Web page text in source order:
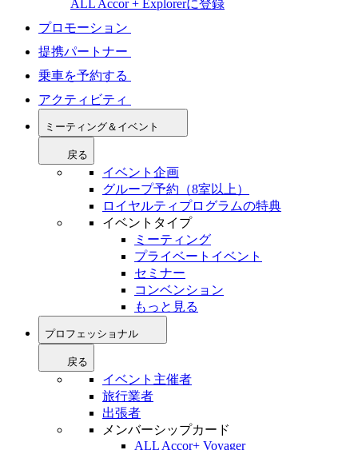
ALL Accor + Explorerに登録
プロモーション
提携パートナー
乗車を予約する
アクティビティ
ミーティング＆イベント
戻る
イベント企画
グループ予約（8室以上）
ロイヤルティプログラムの特典
イベントタイプ
ミーティング
プライベートイベント
セミナー
コンベンション
もっと見る
プロフェッショナル
戻る
イベント主催者
旅行業者
出張者
メンバーシップカード
ALL Accor+ Voyager